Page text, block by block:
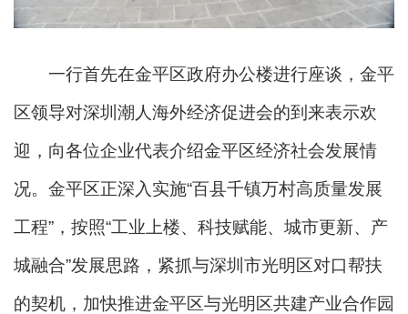
一行首先在金平区政府办公楼进行座谈，金平
区领导对深圳潮人海外经济促进会的到来表示欢
迎，向各位企业代表介绍金平区经济社会发展情
况。金平区正深入实施“百县千镇万村高质量发展
工程”，按照“工业上楼、科技赋能、城市更新、产
城融合”发展思路，紧抓与深圳市光明区对口帮扶
的契机，加快推进金平区与光明区共建产业合作园